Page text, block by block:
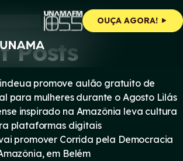
OUÇA AGORA!
Pesquisar
Posts
promove aulão gratuito de
para mulheres durante o Agosto Lilás
inspirado na Amazônia leva cultura
plataformas digitais
promover Corrida pela Democracia
em Belém